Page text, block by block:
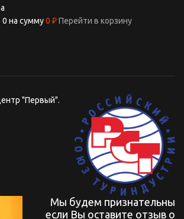
0 на сумму0 ₽Перейти в корзину
"Первый".
Мы будем признательны
если Вы оставите отзыв о